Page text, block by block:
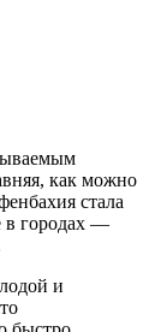
как можно
стала
в городах —
и